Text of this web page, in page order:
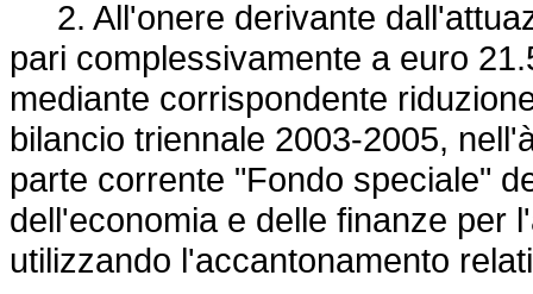
2. All'onere derivante
pari complessivamente a euro
mediante corrispondente
bilancio triennale 2003-2005,
parte corrente "Fondo speciale"
dell'economia e delle finanze per
utilizzando l'accantonamento